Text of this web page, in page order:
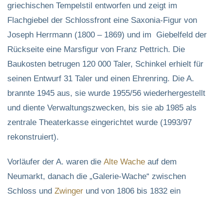
griechischen Tempelstil entworfen und zeigt im
Flachgiebel der Schlossfront eine Saxonia-Figur von
Joseph Herrmann (1800 – 1869) und im Giebelfeld der
Rückseite eine Marsfigur von Franz Pettrich. Die
Baukosten betrugen 120 000 Taler, Schinkel erhielt für
seinen Entwurf 31 Taler und einen Ehrenring. Die A.
brannte 1945 aus, sie wurde 1955/56 wiederhergestellt
und diente Verwaltungszwecken, bis sie ab 1985 als
zentrale Theaterkasse eingerichtet wurde (1993/97
rekonstruiert).
Vorläufer der A. waren die Alte Wache auf dem
Neumarkt, danach die „Galerie-Wache“ zwischen
Schloss und Zwinger und von 1806 bis 1832 ein